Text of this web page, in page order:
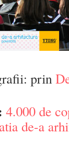
prin
4.000 de
de-a